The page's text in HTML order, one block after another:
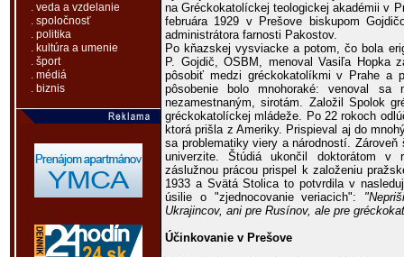
. veda a vzdelanie
. spoločnosť
. politika
. kultúra a umenie
. šport
. médiá
. biznis
na Gréckokatolíckej teologickej akadémii v
februára 1929 v Prešove biskupom
administrátora farnosti Pakostov.
Po kňazskej vysviacke a potom, čo bola
P. Gojdič, OSBM, menoval Vasiľa Hopka
pôsobiť medzi gréckokatolíkmi v Prahe a
pôsobenie bolo mnohoraké: venoval sa
nezamestnaným, sirotám. Založil Spolok
gréckokatolíckej mládeže. Po 22 rokoch
ktorá prišla z Ameriky. Prispieval aj do
sa problematiky viery a národností.
univerzite. Štúdiá ukončil doktorátom v
záslužnou prácou prispel k založeniu
1933 a Svätá Stolica to potvrdila v
úsilie o "zjednocovanie veriacich":
Ukrajincov, ani pre Rusínov, ale pre
Účinkovanie v Prešove